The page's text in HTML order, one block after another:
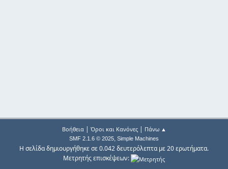
Βοήθεια| Όροι και Κανόνες| Πάνω ▲
SMF 2.1.6 © 2025, Simple Machines
Η σελίδα δημιουργήθηκε σε 0.042 δευτερόλεπτα με 20 ερωτήματα.
Μετρητής επισκέψεων: